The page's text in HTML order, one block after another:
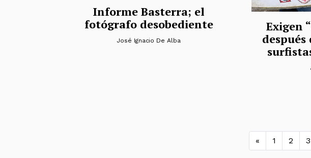
Informe Basterra; el
fotógrafo desobediente
José Ignacio De Alba
Exigen
« 1 2 3